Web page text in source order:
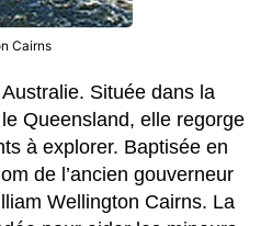
Cairns
Située dans la
Queensland, elle regorge
à explorer. Baptisée en
de l’ancien gouverneur
Wellington Cairns. La